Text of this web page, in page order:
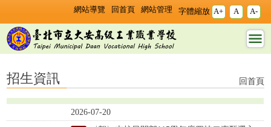
網站導覽 回首頁 網站管理 字體縮放 A+ A A-
招生資訊 - 臺北市立大
安高工
招生資訊 回首頁
2026-07-20